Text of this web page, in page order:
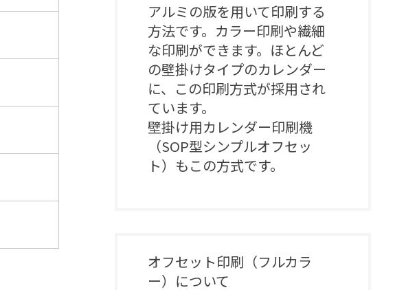
アルミの版を用いて印刷する
方法です。カラー印刷や繊細
な印刷ができます。ほとんど
の壁掛けタイプのカレンダー
に、この印刷方式が採用され
ています。
壁掛け用カレンダー印刷機
（SOP型シンプルオフセッ
ト）もこの方式です。
オフセット印刷（フルカラ
ー） について